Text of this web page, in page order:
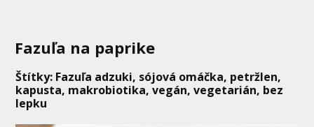
Fazuľa na paprike
Štítky: Fazuľa adzuki, sójová omáčka, petržlen,
kapusta, makrobiotika, vegán, vegetarián, bez
lepku